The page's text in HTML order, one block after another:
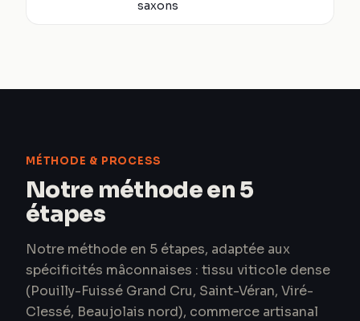
saxons
MÉTHODE & PROCESS
Notre méthode en 5
étapes
Notre méthode en 5 étapes, adaptée aux
spécificités mâconnaises : tissu viticole dense
(Pouilly-Fuissé Grand Cru, Saint-Véran, Viré-
Clessé, Beaujolais nord), commerce artisanal